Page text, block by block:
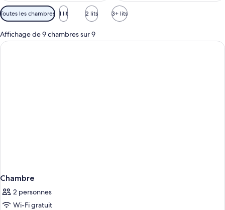
Filtres
disponibles
pour
les
Toutes les chambres 1 lit 2 lits 3+ lits
Affichage de 9 chambres sur 9
Chambre
2 personnes
Wi-Fi gratuit